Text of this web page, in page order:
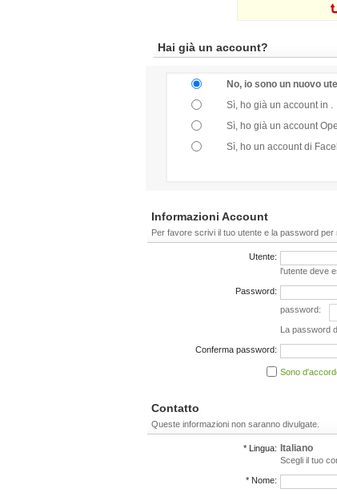
Hai già un account?
No, io sono un nuovo
Sì, ho già un account in .
Sì, ho già un account
Sì, ho un account di
Informazioni Account
Per favore scrivi il tuo utente e la password per
Utente:
l'utente deve
Password:
password:
La password
Conferma password:
Sono
Contatto
Queste informazioni non saranno divulgate.
* Lingua: Italiano
Scegli il tuo
* Nome: